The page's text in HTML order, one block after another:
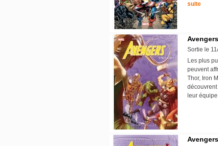
suite
Sortie le
Les plus
peuvent
Thor, Iron
leur